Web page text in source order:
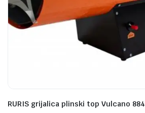
RURIS grijalica plinski top Vulcano 884